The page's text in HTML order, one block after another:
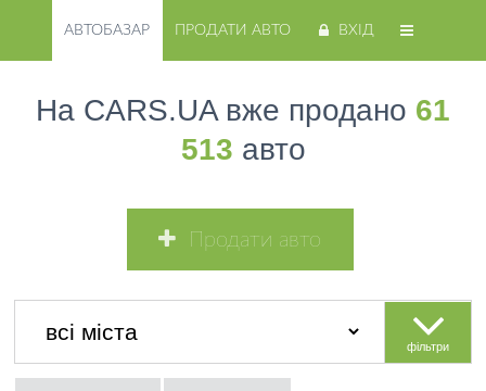
АВТОБАЗАР ПРОДАТИ АВТО ВХІД
На CARS.UA вже продано 61
513 авто
Продати авто
фільтри